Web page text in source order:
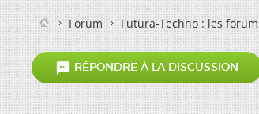
Forum Futura-Techno : les
 RÉPONDRE À LA DISCUSSION